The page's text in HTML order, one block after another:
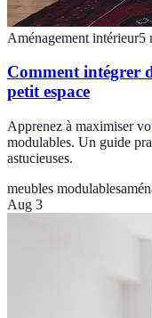
Aménagement intérieur5
Comment intégrer
petit espace
Apprenez à maximiser
modulables. Un guide
astucieuses.
meubles modulables
Aug 3